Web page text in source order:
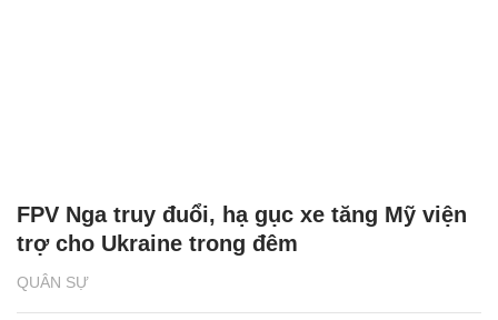
QUÂN SỰ
FPV Nga truy đuổi, hạ gục xe tăng Mỹ viện
trợ cho Ukraine trong đêm